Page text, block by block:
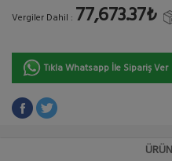
Vergiler Dahil : 77,673.37₺
Tıkla Whatsapp İle Sipariş Ver